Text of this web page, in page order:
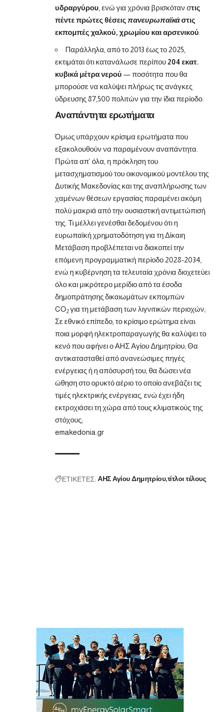
υδραργύρου , ενώ για χρόνια βρισκόταν στις
πέντε πρώτες θέσεις πανευρωπαϊκάστις
εκπομπές χαλκού, χρωμίου και αρσενικού
Παράλληλα, από το 2013 έως το 2025,
εκτιμάται ότι κατανάλωσε περίπου 204 εκατ.
κυβικά μέτρα νερού — ποσότητα που θα
μπορούσε να καλύψει πλήρως τις ανάγκες
ύδρευσης 87,500 πολιτών για την ίδια περίοδο.
Αναπάντητα ερωτήματα
Όμως υπάρχουν κρίσιμα ερωτήματα που
εξακολουθούν να παραμένουν αναπάντητα.
Πρώτα απ’ όλα, η πρόκληση του
μετασχηματισμού του οικονομικού μοντέλου της
Δυτικής Μακεδονίας και της αναπλήρωσης των
χαμένων θέσεων εργασίας παραμένει ακόμη
πολύ μακριά από την ουσιαστική αντιμετώπισή
της. Τι μέλλει γενέσθαι δεδομένου ότι η
ευρωπαϊκή χρηματοδότηση για τη Δίκαιη
Μετάβαση προβλέπεται να διακοπεί την
επόμενη προγραμματική περίοδο 2028-2034,
ενώ η κυβέρνηση τα τελευταία χρόνια διοχετεύει
όλο και μικρότερο μερίδιο από τα έσοδα
δημοπράτησης δικαιωμάτων εκπομπών
CO2 για τη μετάβαση των λιγνιτικών περιοχών;
Σε εθνικό επίπεδο, το κρίσιμο ερώτημα είναι:
ποια μορφή ηλεκτροπαραγωγής θα καλύψει το
κενό που αφήνει ο ΑΗΣ Αγίου Δημητρίου; Θα
αντικατασταθεί από ανανεώσιμες πηγές
ενέργειας ή η απόσυρσή του, θα δώσει νέα
ώθηση στο ορυκτό αέριο το οποίο ανεβάζει τις
τιμές ηλεκτρικής ενέργειας, ενώ έχει ήδη
εκτροχιάσει τη χώρα από τους κλιματικούς της
στόχους;
emakedonia.gr
ΕΤΙΚΕΤΕΣ: ΑΗΣ Αγίου Δημητρίου τίτλοι τέλους